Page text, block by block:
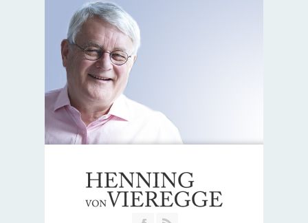
Join our Facebook Group